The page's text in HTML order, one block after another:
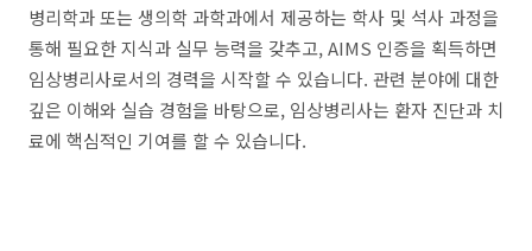
병리학과 또는 생의학 과학과에서 제공하는 학사 및 석사 과정을
통해 필요한 지식과 실무 능력을 갖추고, AIMS 인증을 획득하면
임상병리사로서의 경력을 시작할 수 있습니다. 관련 분야에 대한
깊은 이해와 실습 경험을 바탕으로, 임상병리사는 환자 진단과 치
료에 핵심적인 기여를 할 수 있습니다.